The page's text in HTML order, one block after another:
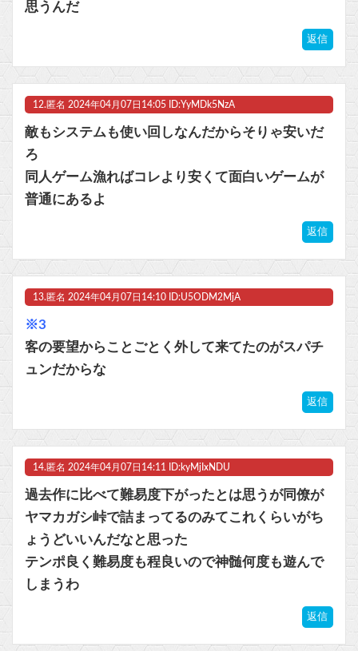
思うんだ
返信
12. 匿名 2024年04月07日14:05 ID:YyMDk5NzA
敵もシステムも使い回しなんだからそりゃ安いだ
ろ
同人ゲーム漁ればコレより安くて面白いゲームが
普通にあるよ
返信
13. 匿名 2024年04月07日14:10 ID:U5ODM2MjA
※3
客の要望からことごとく外して来てたのがスパチ
ュンだからな
返信
14. 匿名 2024年04月07日14:11 ID:kyMjIxNDU
過去作に比べて難易度下がったとは思うが同僚が
ヤマカガシ峠で詰まってるのみてこれくらいがち
ょうどいいんだなと思った
テンポ良く難易度も程良いので神髄何度も遊んで
しまうわ
返信